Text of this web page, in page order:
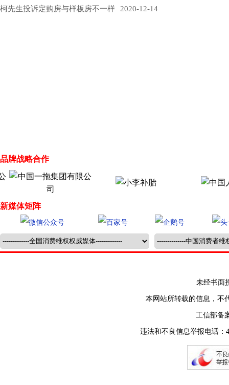
柯先生投诉定购房与样板房不一样 2020-12-14
品牌战略合作
新媒体矩阵
未经书面
本网站所转载的信息，不
工信部备
违法和不良信息举报电话